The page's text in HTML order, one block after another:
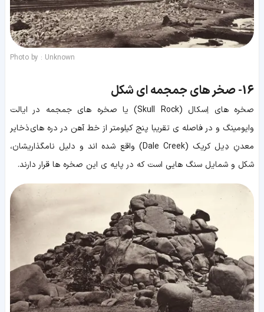
Photo by : Unknown
16- صخر های جمجمه ای شکل
صخره های اِسکال (Skull Rock) یا صخره های جمجمه در ایالت
وایومینگ و در فاصله ی تقریبا پنج کیلومتر از خط آهن در دره های ذخایر
معدنِ دِیل کریک (Dale Creek) واقع شده اند و دلیل نامگذاریشان،
شکل و شمایل سنگ هایی است که در پایه ی این صخره ها قرار دارند.